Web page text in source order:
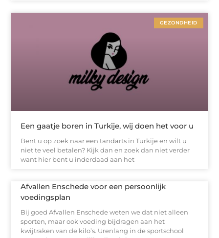
GEZONDHEID
Een gaatje boren in Turkije, wij doen het voor u
Bent u op zoek naar een tandarts in Turkije en wilt u
niet te veel betalen? Kijk dan en zoek dan niet verder
want hier bent u inderdaad aan het
Afvallen Enschede voor een persoonlijk
voedingsplan
Bij goed Afvallen Enschede weten we dat niet alleen
sporten, maar ook voeding bijdragen aan het
kwijtraken van de kilo’s. Urenlang in de sportschool